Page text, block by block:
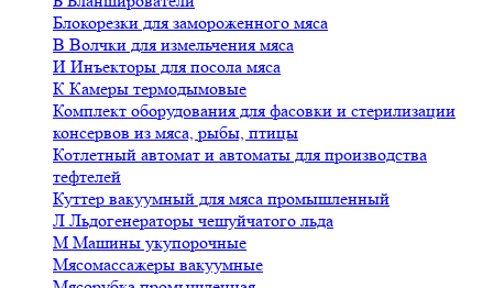
Блокорезки для замороженного мяса
В Волчки для измельчения мяса
И Инъекторы для посола мяса
К Камеры термодымовые
Комплект оборудования для фасовки и стерилизации
консервов из мяса, рыбы, птицы
Котлетный автомат и автоматы для производства
тефтелей
Куттер вакуумный для мяса промышленный
Л Льдогенераторы чешуйчатого льда
М Машины укупорочные
Мясомассажеры вакуумные